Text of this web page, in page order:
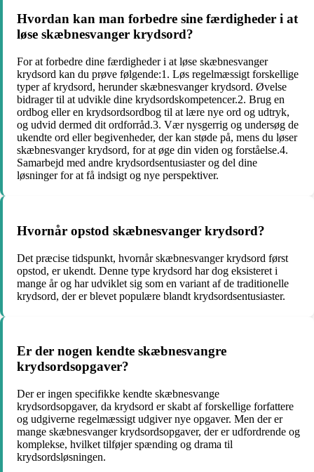
Hvordan kan man forbedre sine færdigheder i at
løse skæbnesvanger krydsord?
For at forbedre dine færdigheder i at løse skæbnesvanger
krydsord kan du prøve følgende:1. Løs regelmæssigt forskellige
typer af krydsord, herunder skæbnesvanger krydsord. Øvelse
bidrager til at udvikle dine krydsordskompetencer.2. Brug en
ordbog eller en krydsordsordbog til at lære nye ord og udtryk,
og udvid dermed dit ordforråd.3. Vær nysgerrig og undersøg de
ukendte ord eller begivenheder, der kan støde på, mens du løser
skæbnesvanger krydsord, for at øge din viden og forståelse.4.
Samarbejd med andre krydsordsentusiaster og del dine
løsninger for at få indsigt og nye perspektiver.
Hvornår opstod skæbnesvanger krydsord?
Det præcise tidspunkt, hvornår skæbnesvanger krydsord først
opstod, er ukendt. Denne type krydsord har dog eksisteret i
mange år og har udviklet sig som en variant af de traditionelle
krydsord, der er blevet populære blandt krydsordsentusiaster.
Er der nogen kendte skæbnesvangre
krydsordsopgaver?
Der er ingen specifikke kendte skæbnesvange
krydsordsopgaver, da krydsord er skabt af forskellige forfattere
og udgiverne regelmæssigt udgiver nye opgaver. Men der er
mange skæbnesvanger krydsordsopgaver, der er udfordrende og
komplekse, hvilket tilføjer spænding og drama til
krydsordsløsningen.